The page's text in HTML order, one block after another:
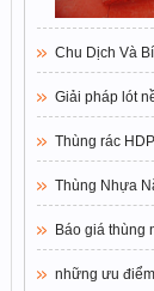
Chu Dịch Và
Giải pháp lót
Thùng rác
Thùng Nhựa
Báo giá thùng
những ưu